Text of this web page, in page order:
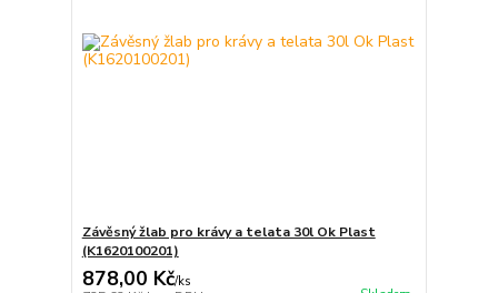
Závěsný žlab pro krávy a telata 30l Ok Plast
(K1620100201)
878,00 Kč/ks